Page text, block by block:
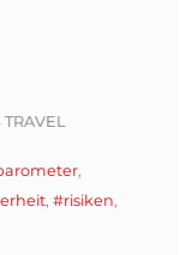
TRAVEL
,
, #risiken,